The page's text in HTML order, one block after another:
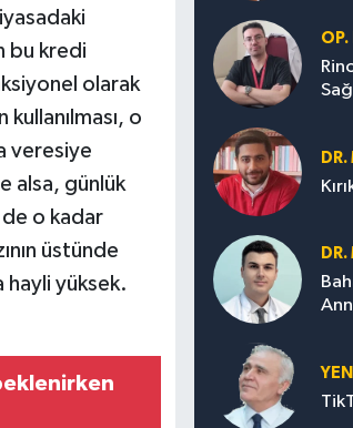
bu kredi
olarak
o
veresiye
alsa, günlük
o kadar
üstünde
hayli yüksek.
OP.